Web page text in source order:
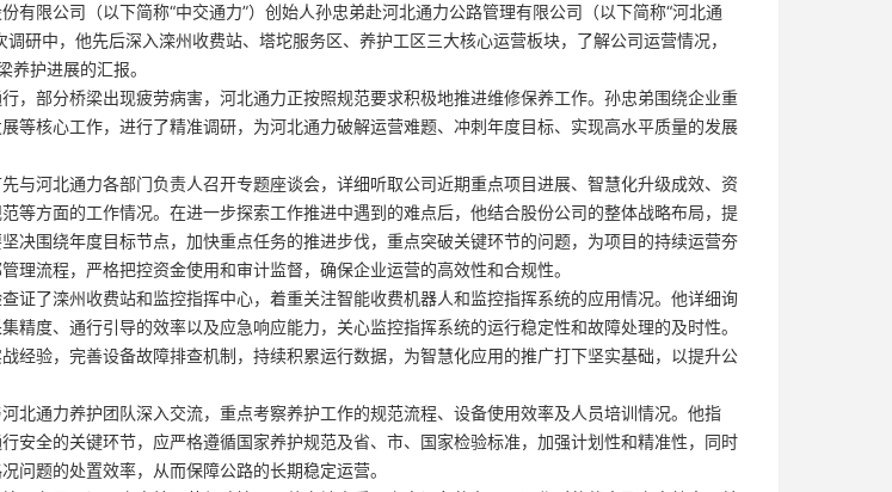
限公司（以下简称“中交通力”）创始人孙忠弟赴河北通力公路管理有限公司（以下简称“河北通
调研中，他先后深入滦州收费站、塔坨服务区、养护工区三大核心运营板块，了解公司运营情况，
护进展的汇报。
部分桥梁出现疲劳病害，河北通力正按照规范要求积极地推进维修保养工作。孙忠弟围绕企业重
等核心工作，进行了精准调研，为河北通力破解运营难题、冲刺年度目标、实现高水平质量的发展
河北通力各部门负责人召开专题座谈会，详细听取公司近期重点项目进展、智慧化升级成效、资
等方面的工作情况。在进一步探索工作推进中遇到的难点后，他结合股份公司的整体战略布局，提
决围绕年度目标节点，加快重点任务的推进步伐，重点突破关键环节的问题，为项目的持续运营夯
理流程，严格把控资金使用和审计监督，确保企业运营的高效性和合规性。
了滦州收费站和监控指挥中心，着重关注智能收费机器人和监控指挥系统的应用情况。他详细询
精度、通行引导的效率以及应急响应能力，关心监控指挥系统的运行稳定性和故障处理的及时性。
经验，完善设备故障排查机制，持续积累运行数据，为智慧化应用的推广打下坚实基础，以提升公
通力养护团队深入交流，重点考察养护工作的规范流程、设备使用效率及人员培训情况。他指
安全的关键环节，应严格遵循国家养护规范及省、市、国家检验标准，加强计划性和精准性，同时
问题的处置效率，从而保障公路的长期稳定运营。